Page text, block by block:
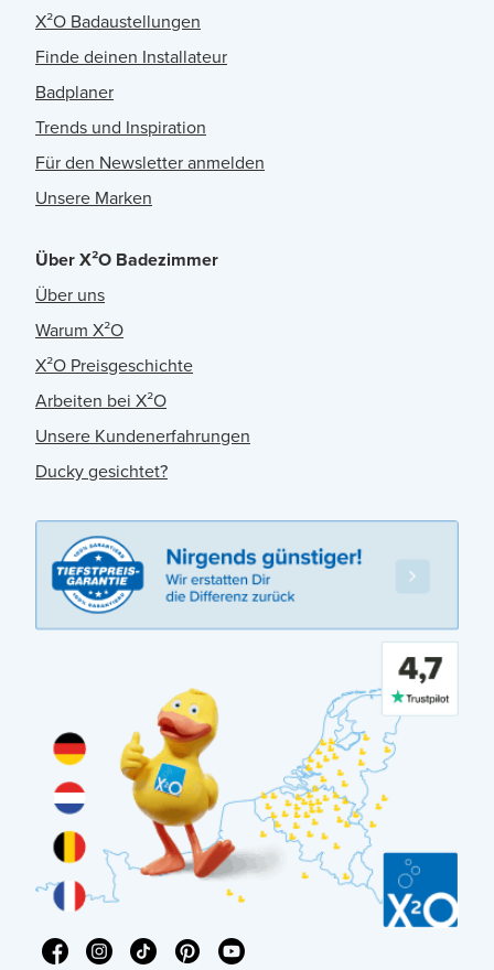
X²O Badaustellungen
Finde deinen Installateur
Badplaner
Trends und Inspiration
Für den Newsletter anmelden
Unsere Marken
Über X²O Badezimmer
Über uns
Warum X²O
X²O Preisgeschichte
Arbeiten bei X²O
Unsere Kundenerfahrungen
Ducky gesichtet?